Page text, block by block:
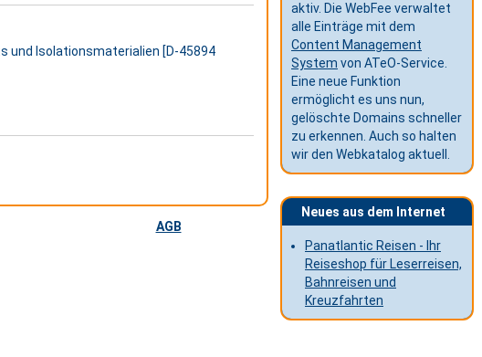
und Isolationsmaterialien [D-45894
AGB
aktiv. Die WebFee verwaltet
alle Einträge mit dem
Content Management
System von ATeO-Service.
Eine neue Funktion
ermöglicht es uns nun,
gelöschte Domains schneller
zu erkennen. Auch so halten
wir den Webkatalog aktuell.
Neues aus dem Internet
Panatlantic Reisen - Ihr
Reiseshop für Leserreisen,
Bahnreisen und
Kreuzfahrten